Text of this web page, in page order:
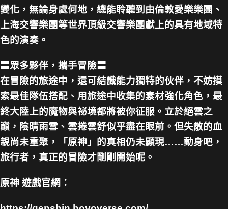
變化，無論身處何地，總能聆聽到由倫敦愛樂樂團、
上海交響樂團等世界頂級交響樂團獻上的具有地域特
色的演奏。
〓眾多夥伴，攜手冒險〓
在冒險的旅途中，還可結識能力獨特的伙伴，不妨摸
索最佳隊伍搭配、用旅途中收集的素材強化角色，最
終大陸上的魔物與祕境都將被你征服。立於絕雲之
巔，陰晴雨雪、雲捲雲舒似乎盡在眼前。但失散的血
親尚未重聚，「原神」的真相仍未顯現……動身吧，
旅行者，真正的冒險才剛剛開始呢。
原神 遊戲官網：